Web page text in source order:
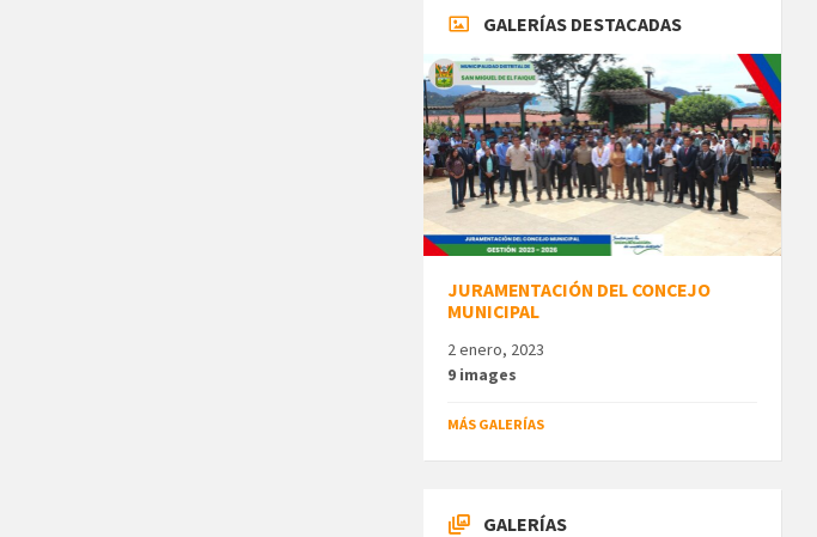
GALERÍAS DESTACADAS
JURAMENTACIÓN DEL CONCEJO
MUNICIPAL
2 enero, 2023
9 images
MÁS GALERÍAS
GALERÍAS